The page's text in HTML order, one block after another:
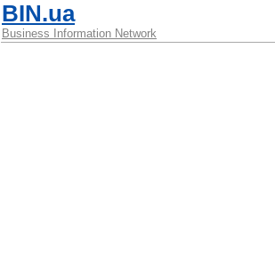
BIN.ua
Business Information Network